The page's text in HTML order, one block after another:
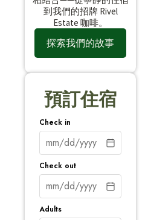
到我們的招牌 Rivel
Estate 咖啡。
探索我們的故事
預訂住宿
Check in
Check out
Adults